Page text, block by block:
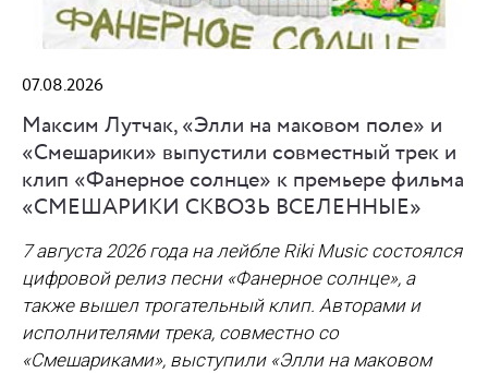
07.08.2026
Максим Лутчак, «Элли на маковом поле» и
«Смешарики» выпустили совместный трек и
клип «Фанерное солнце» к премьере фильма
«СМЕШАРИКИ СКВОЗЬ ВСЕЛЕННЫЕ»
7 августа 2026 года на лейбле Riki Music состоялся
цифровой релиз песни «Фанерное солнце», а
также вышел трогательный клип. Авторами и
исполнителями трека, совместно со
«Смешариками», выступили «Элли на маковом